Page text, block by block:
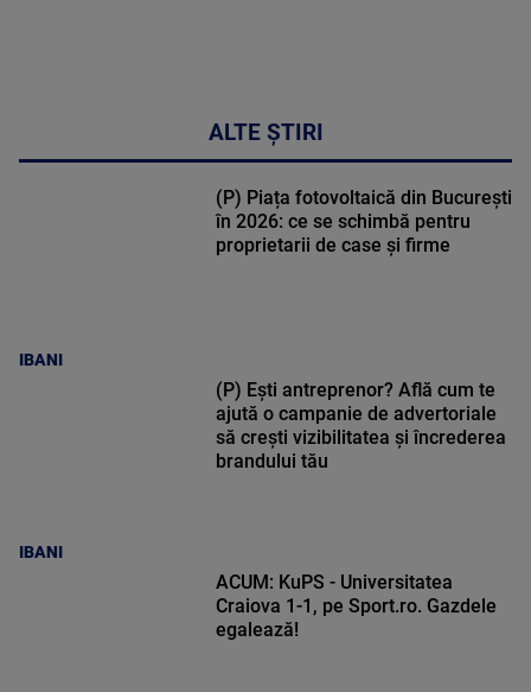
ALTE ȘTIRI
IBANI
(P) Piața fotovoltaică din București
în 2026: ce se schimbă pentru
proprietarii de case și firme
IBANI
(P) Ești antreprenor? Află cum te
ajută o campanie de advertoriale
să crești vizibilitatea și încrederea
brandului tău
ACUM: KuPS - Universitatea
Craiova 1-1, pe Sport.ro. Gazdele
egalează!